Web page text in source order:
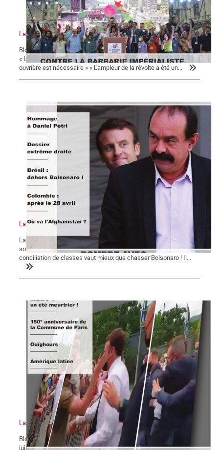
La Commune n°130
Bloc-notes la Commune n°130 17 octobre 1961 : un crime d'État !
« L’irruption d’un mouvement de masse mené par la classe
ouvrière est nécessaire » « L'ampleur de la révolte a été un...
La Commune n°129
La chute de Kaboul : où va l’Afghanistan ? « Dehors Duque et tout
son gouvernement ! ». Pour le Parti des Travailleurs et Lula, la
conciliation de classes vaut mieux que chasser Bolsonaro ! Il...
La Commune n°128
Bloc-notes la Commune n°128 La gifle et la manifestation du 12
juin 2021 Chômage, précarité et misère : un été meurtrier ! Le